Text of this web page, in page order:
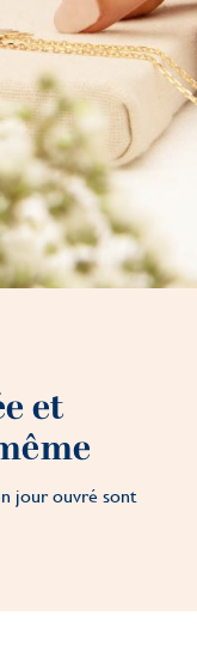
et
jour ouvré sont